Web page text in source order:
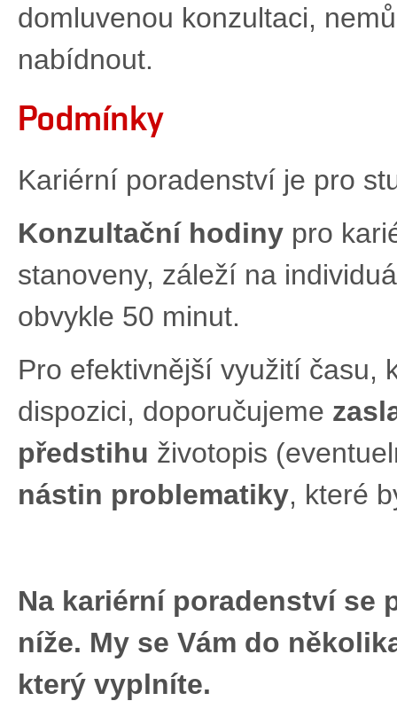
domluvenou konzultaci,
nabídnout.
Podmínky
Kariérní poradenství je pro
Konzultační hodinypro
stanoveny, záleží na
obvykle 50 minut.
Pro efektivnější využití času,
dispozici, doporučujeme
předstihu životopis
nástin problematiky, které
Na kariérní poradenství se
níže. My se Vám do
který vyplníte.